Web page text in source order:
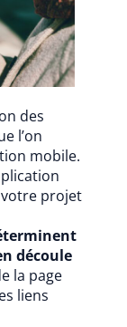
des
l’on
mobile.
projet
découle
la page
liens